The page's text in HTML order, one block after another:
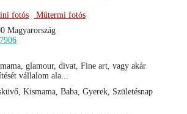
fotós
Műtermi fotós
Magyarország
glamour, divat, Fine art, vagy akár
vállalom ala...
Kismama, Baba, Gyerek, Születésnap